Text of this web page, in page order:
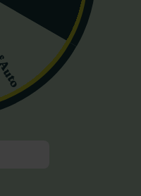
gesamte Cannabis-
autoflowering Sorte
Geschmack
Genuss oder